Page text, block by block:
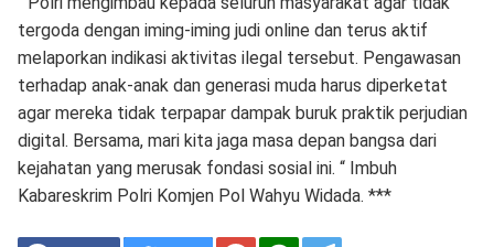
tergoda dengan iming-iming judi online dan terus aktif
melaporkan indikasi aktivitas ilegal tersebut. Pengawasan
terhadap anak-anak dan generasi muda harus diperketat
agar mereka tidak terpapar dampak buruk praktik perjudian
digital. Bersama, mari kita jaga masa depan bangsa dari
kejahatan yang merusak fondasi sosial ini. “ Imbuh
Kabareskrim Polri Komjen Pol Wahyu Widada. ***